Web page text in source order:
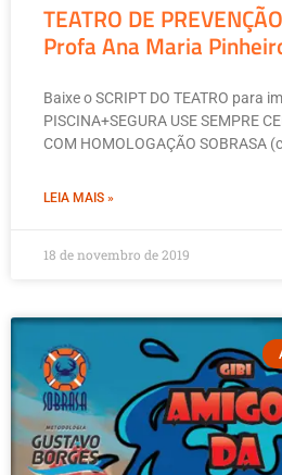
TEATRO DE
Profa Ana Maria
Baixe o SCRIPT DO TEATRO para
PISCINA+SEGURA USE SEMPRE
COM HOMOLOGAÇÃO SOBRASA
LEIA MAIS »
18 de novembro de 2019